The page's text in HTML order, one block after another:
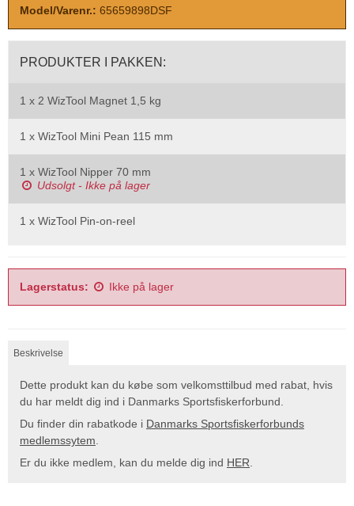
Model/Varenr.: 65659898DSF
PRODUKTER I PAKKEN:
1 x 2 WizTool Magnet 1,5 kg
1 x WizTool Mini Pean 115 mm
1 x WizTool Nipper 70 mm
Udsolgt - Ikke på lager
1 x WizTool Pin-on-reel
Lagerstatus: Ikke på lager
Beskrivelse
Dette produkt kan du købe som velkomsttilbud med rabat, hvis
du har meldt dig ind i Danmarks Sportsfiskerforbund.
Du finder din rabatkode i Danmarks Sportsfiskerforbunds
medlemssytem.
Er du ikke medlem, kan du melde dig ind HER.